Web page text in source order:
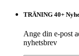
TRÄNING 40+
Ange din e-post
nyhetsbrev